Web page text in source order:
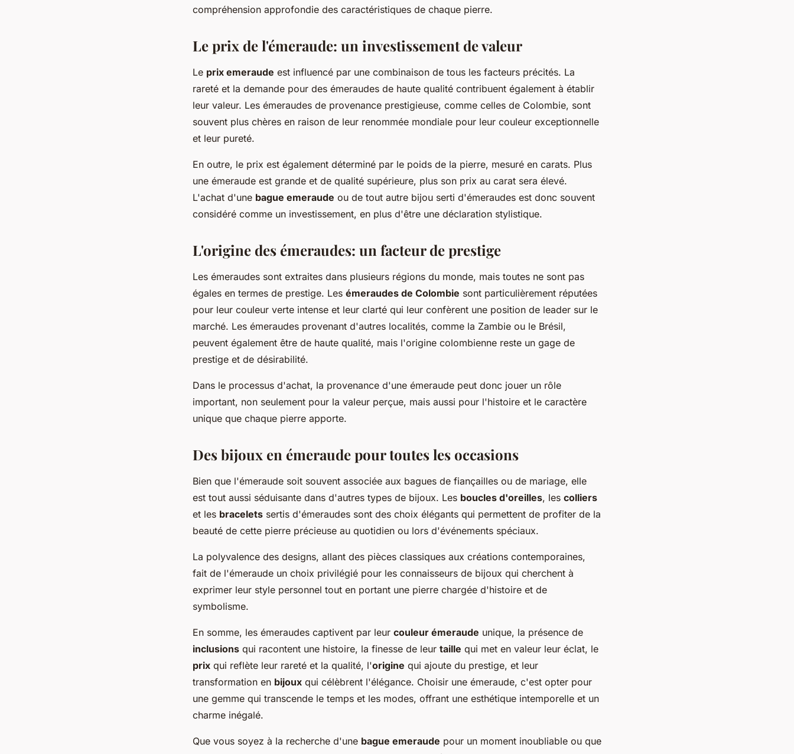
compréhension approfondie des caractéristiques de chaque pierre.
Le prix de l'émeraude: un investissement de valeur
Le prix emeraude est influencé par une combinaison de tous les facteurs précités. La
rareté et la demande pour des émeraudes de haute qualité contribuent également à établir
leur valeur. Les émeraudes de provenance prestigieuse, comme celles de Colombie, sont
souvent plus chères en raison de leur renommée mondiale pour leur couleur exceptionnelle
et leur pureté.
En outre, le prix est également déterminé par le poids de la pierre, mesuré en carats. Plus
une émeraude est grande et de qualité supérieure, plus son prix au carat sera élevé.
L'achat d'une bague emeraude ou de tout autre bijou serti d'émeraudes est donc souvent
considéré comme un investissement, en plus d'être une déclaration stylistique.
L'origine des émeraudes: un facteur de prestige
Les émeraudes sont extraites dans plusieurs régions du monde, mais toutes ne sont pas
égales en termes de prestige. Les émeraudes de Colombie sont particulièrement réputées
pour leur couleur verte intense et leur clarté qui leur confèrent une position de leader sur le
marché. Les émeraudes provenant d'autres localités, comme la Zambie ou le Brésil,
peuvent également être de haute qualité, mais l'origine colombienne reste un gage de
prestige et de désirabilité.
Dans le processus d'achat, la provenance d'une émeraude peut donc jouer un rôle
important, non seulement pour la valeur perçue, mais aussi pour l'histoire et le caractère
unique que chaque pierre apporte.
Des bijoux en émeraude pour toutes les occasions
Bien que l'émeraude soit souvent associée aux bagues de fiançailles ou de mariage, elle
est tout aussi séduisante dans d'autres types de bijoux. Les boucles d'oreilles, les colliers
et les bracelets sertis d'émeraudes sont des choix élégants qui permettent de profiter de la
beauté de cette pierre précieuse au quotidien ou lors d'événements spéciaux.
La polyvalence des designs, allant des pièces classiques aux créations contemporaines,
fait de l'émeraude un choix privilégié pour les connaisseurs de bijoux qui cherchent à
exprimer leur style personnel tout en portant une pierre chargée d'histoire et de
symbolisme.
En somme, les émeraudes captivent par leur couleur émeraude unique, la présence de
inclusions qui racontent une histoire, la finesse de leur taille qui met en valeur leur éclat, le
prix qui reflète leur rareté et la qualité, l'origine qui ajoute du prestige, et leur
transformation en bijoux qui célèbrent l'élégance. Choisir une émeraude, c'est opter pour
une gemme qui transcende le temps et les modes, offrant une esthétique intemporelle et un
charme inégalé.
Que vous soyez à la recherche d'une bague emeraude pour un moment inoubliable ou que